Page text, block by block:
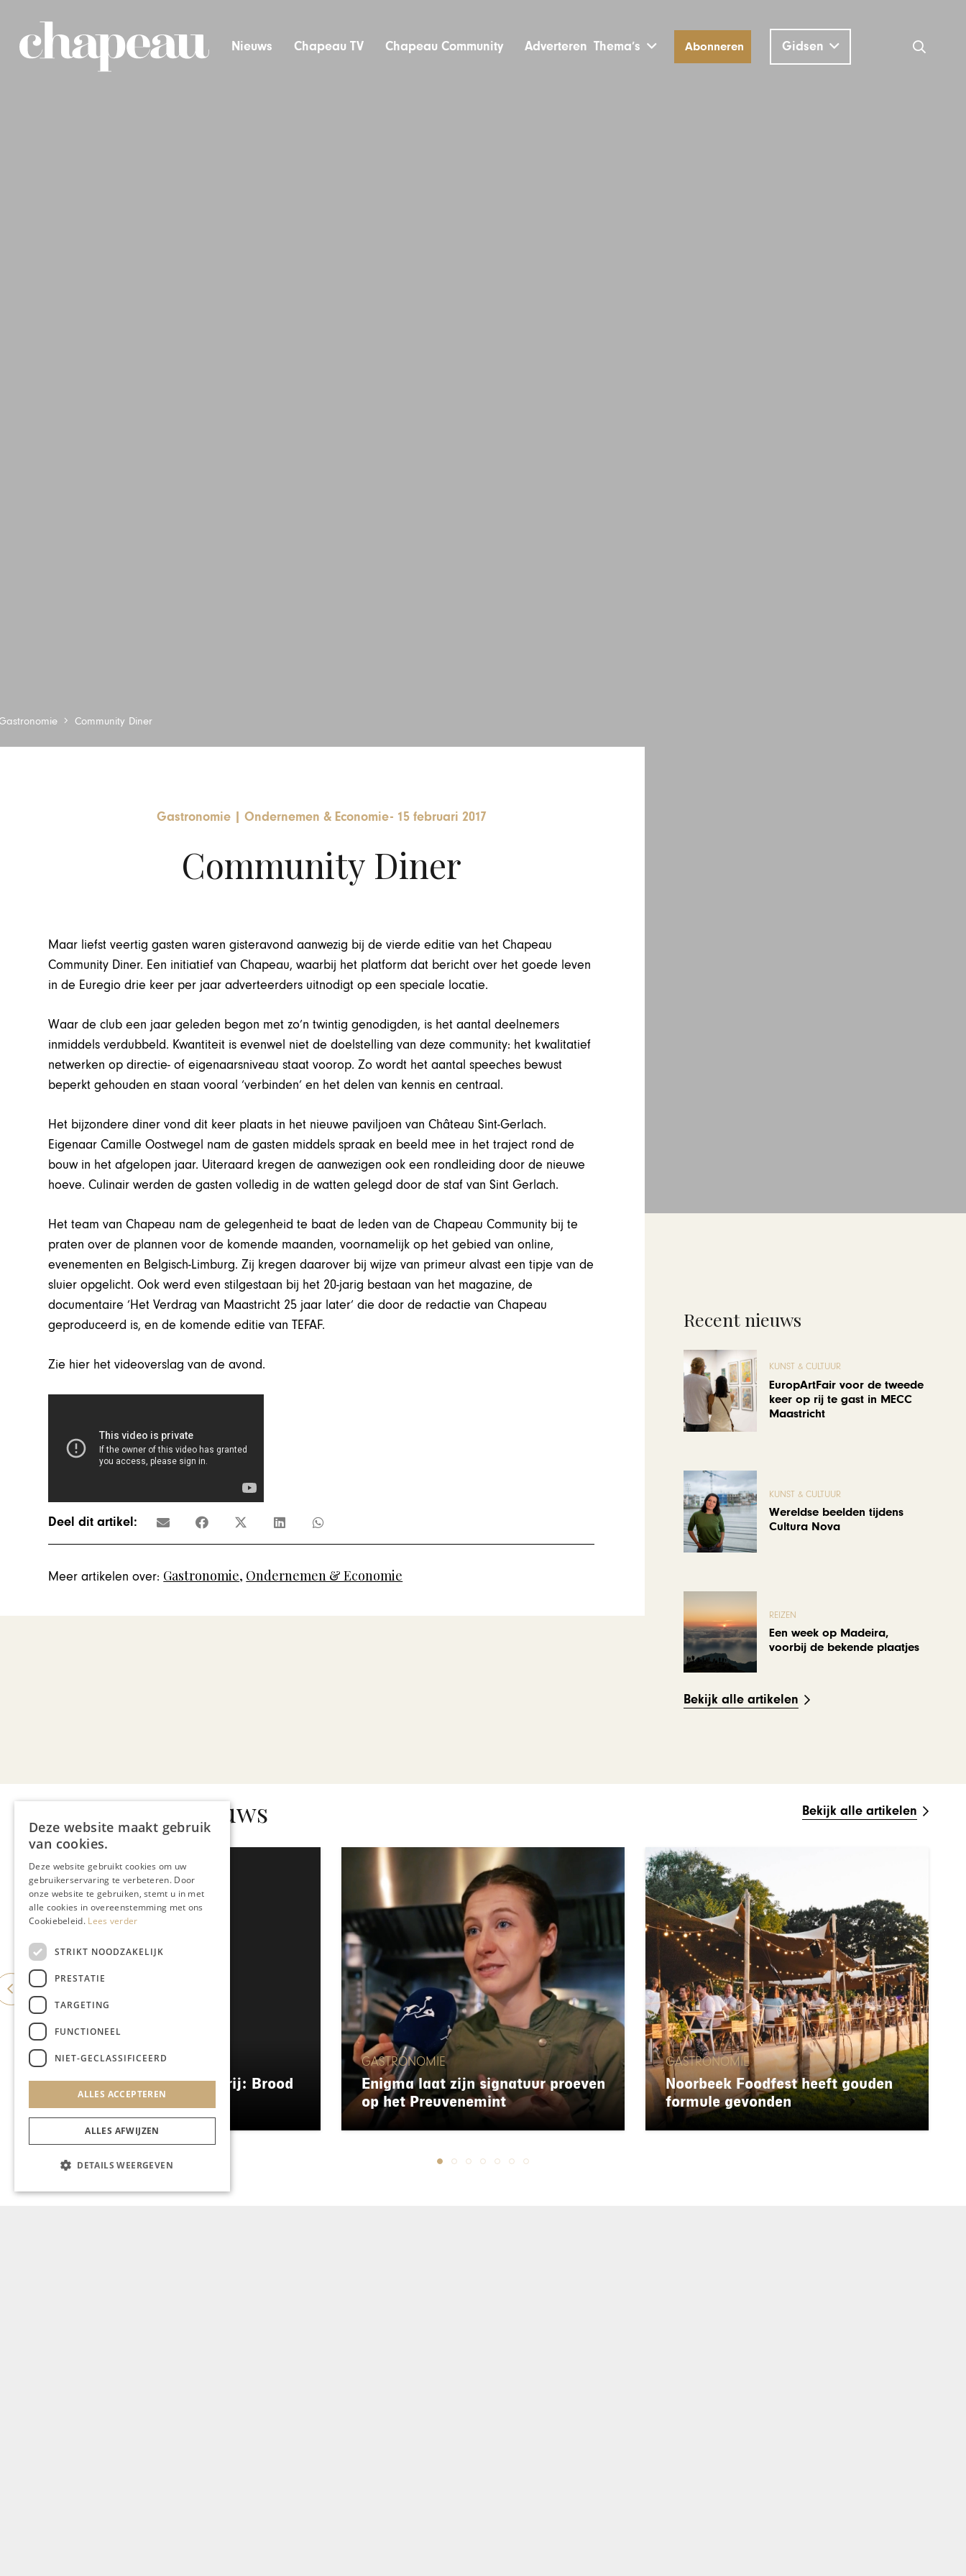
Nieuws Chapeau TV Chapeau Community Adverteren Thema’s Abonneren Gidsen
Community Diner
Gastronomie Ondernemen & Economie- 15 februari 2017
Community Diner
Maar liefst veertig gasten waren gisteravond aanwezig bij de vierde editie van het Chapeau
Community Diner. Een initiatief van Chapeau, waarbij het platform dat bericht over het goede leven
in de Euregio drie keer per jaar adverteerders uitnodigt op een speciale locatie.
Waar de club een jaar geleden begon met zo’n twintig genodigden, is het aantal deelnemers
inmiddels verdubbeld. Kwantiteit is evenwel niet de doelstelling van deze community: het kwalitatief
netwerken op directie- of eigenaarsniveau staat voorop. Zo wordt het aantal speeches bewust
beperkt gehouden en staan vooral ‘verbinden’ en het delen van kennis en centraal.
Het bijzondere diner vond dit keer plaats in het nieuwe paviljoen van Château Sint-Gerlach.
Eigenaar Camille Oostwegel nam de gasten middels spraak en beeld mee in het traject rond de
bouw in het afgelopen jaar. Uiteraard kregen de aanwezigen ook een rondleiding door de nieuwe
hoeve. Culinair werden de gasten volledig in de watten gelegd door de staf van Sint Gerlach.
Het team van Chapeau nam de gelegenheid te baat de leden van de Chapeau Community bij te
praten over de plannen voor de komende maanden, voornamelijk op het gebied van online,
evenementen en Belgisch-Limburg. Zij kregen daarover bij wijze van primeur alvast een tipje van de
sluier opgelicht. Ook werd even stilgestaan bij het 20-jarig bestaan van het magazine, de
documentaire ’Het Verdrag van Maastricht 25 jaar later’ die door de redactie van Chapeau
geproduceerd is, en de komende editie van TEFAF.
Zie hier het videoverslag van de avond.
Deel dit artikel:
Meer artikelen over: Gastronomie, Ondernemen & Economie
Recent nieuws
KUNST & CULTUUR
EuropArtFair voor de tweede
keer op rij te gast in MECC
Maastricht
KUNST & CULTUUR
Wereldse beelden tijdens
Cultura Nova
REIZEN
Een week op Madeira,
voorbij de bekende plaatjes
Bekijk alle artikelen
Gerelateerd nieuws Bekijk alle artikelen
GASTRONOMIE
ES&C opent eigen bakkerij: Brood
Atelier
GASTRONOMIE
Enigma laat zijn signatuur proeven
op het Preuvenemint
GASTRONOMIE
Noorbeek Foodfest heeft gouden
formule gevonden
Deze website maakt gebruik
van cookies.
Deze website gebruikt cookies om uw
gebruikerservaring te verbeteren. Door
onze website te gebruiken, stemt u in met
alle cookies in overeenstemming met ons
Cookiebeleid. Lees verder
STRIKT NOODZAKELIJK
PRESTATIE
TARGETING
FUNCTIONEEL
NIET-GECLASSIFICEERD
ALLES ACCEPTEREN
ALLES AFWIJZEN
DETAILS WEERGEVEN